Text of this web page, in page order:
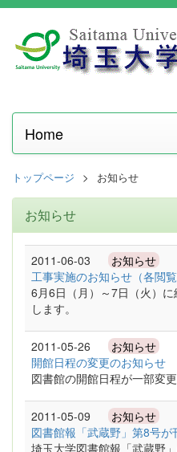
Home
トップページ お知らせ
お知らせ
2011-06-03 お知らせ
工事実施のお知らせ（各閲覧
6月6日（月）～7日（火）
します。
2011-05-26 お知らせ
開館日程の変更のお知らせ
図書館の開館日程が一部変更
2011-05-09 お知らせ
図書館報「武蔵野」第8号が
埼玉大学図書館報「武蔵野